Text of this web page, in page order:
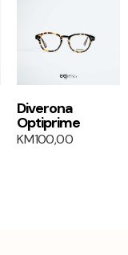
1+1
Diverona
Optiprime
KM100,00